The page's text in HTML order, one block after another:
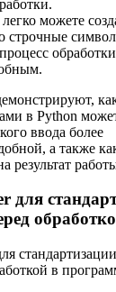
можете
строчные
в Python
ввода более
а также
результат
для